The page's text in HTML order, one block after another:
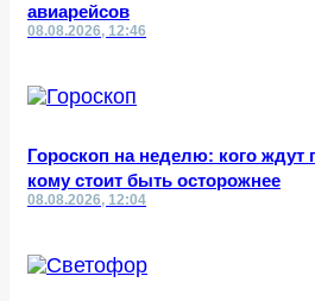
авиарейсов
08.08.2026, 12:46
Гороскоп на неделю: кого ждут
кому стоит быть осторожнее
08.08.2026, 12:04